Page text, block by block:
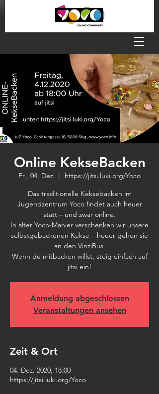
Online KekseBacken
Fr., 04. Dez.
  |
https://jitsi.luki.org/Yoco
Das traditionelle Keksebacken im
Jugendzentrum Yoco findet auch heuer
statt – und zwar online.
In alter Yoco-Manier verschenken wir unsere
selbstgebackenen Kekse – heuer gehen sie
an den VinziBus.
Wenn du mitbacken willst, steig einfach auf
jitsi ein!
Anmeldung abgeschlossen
Veranstaltungen ansehen
Zeit & Ort
04. Dez. 2020, 18:00
https://jitsi.luki.org/Yoco